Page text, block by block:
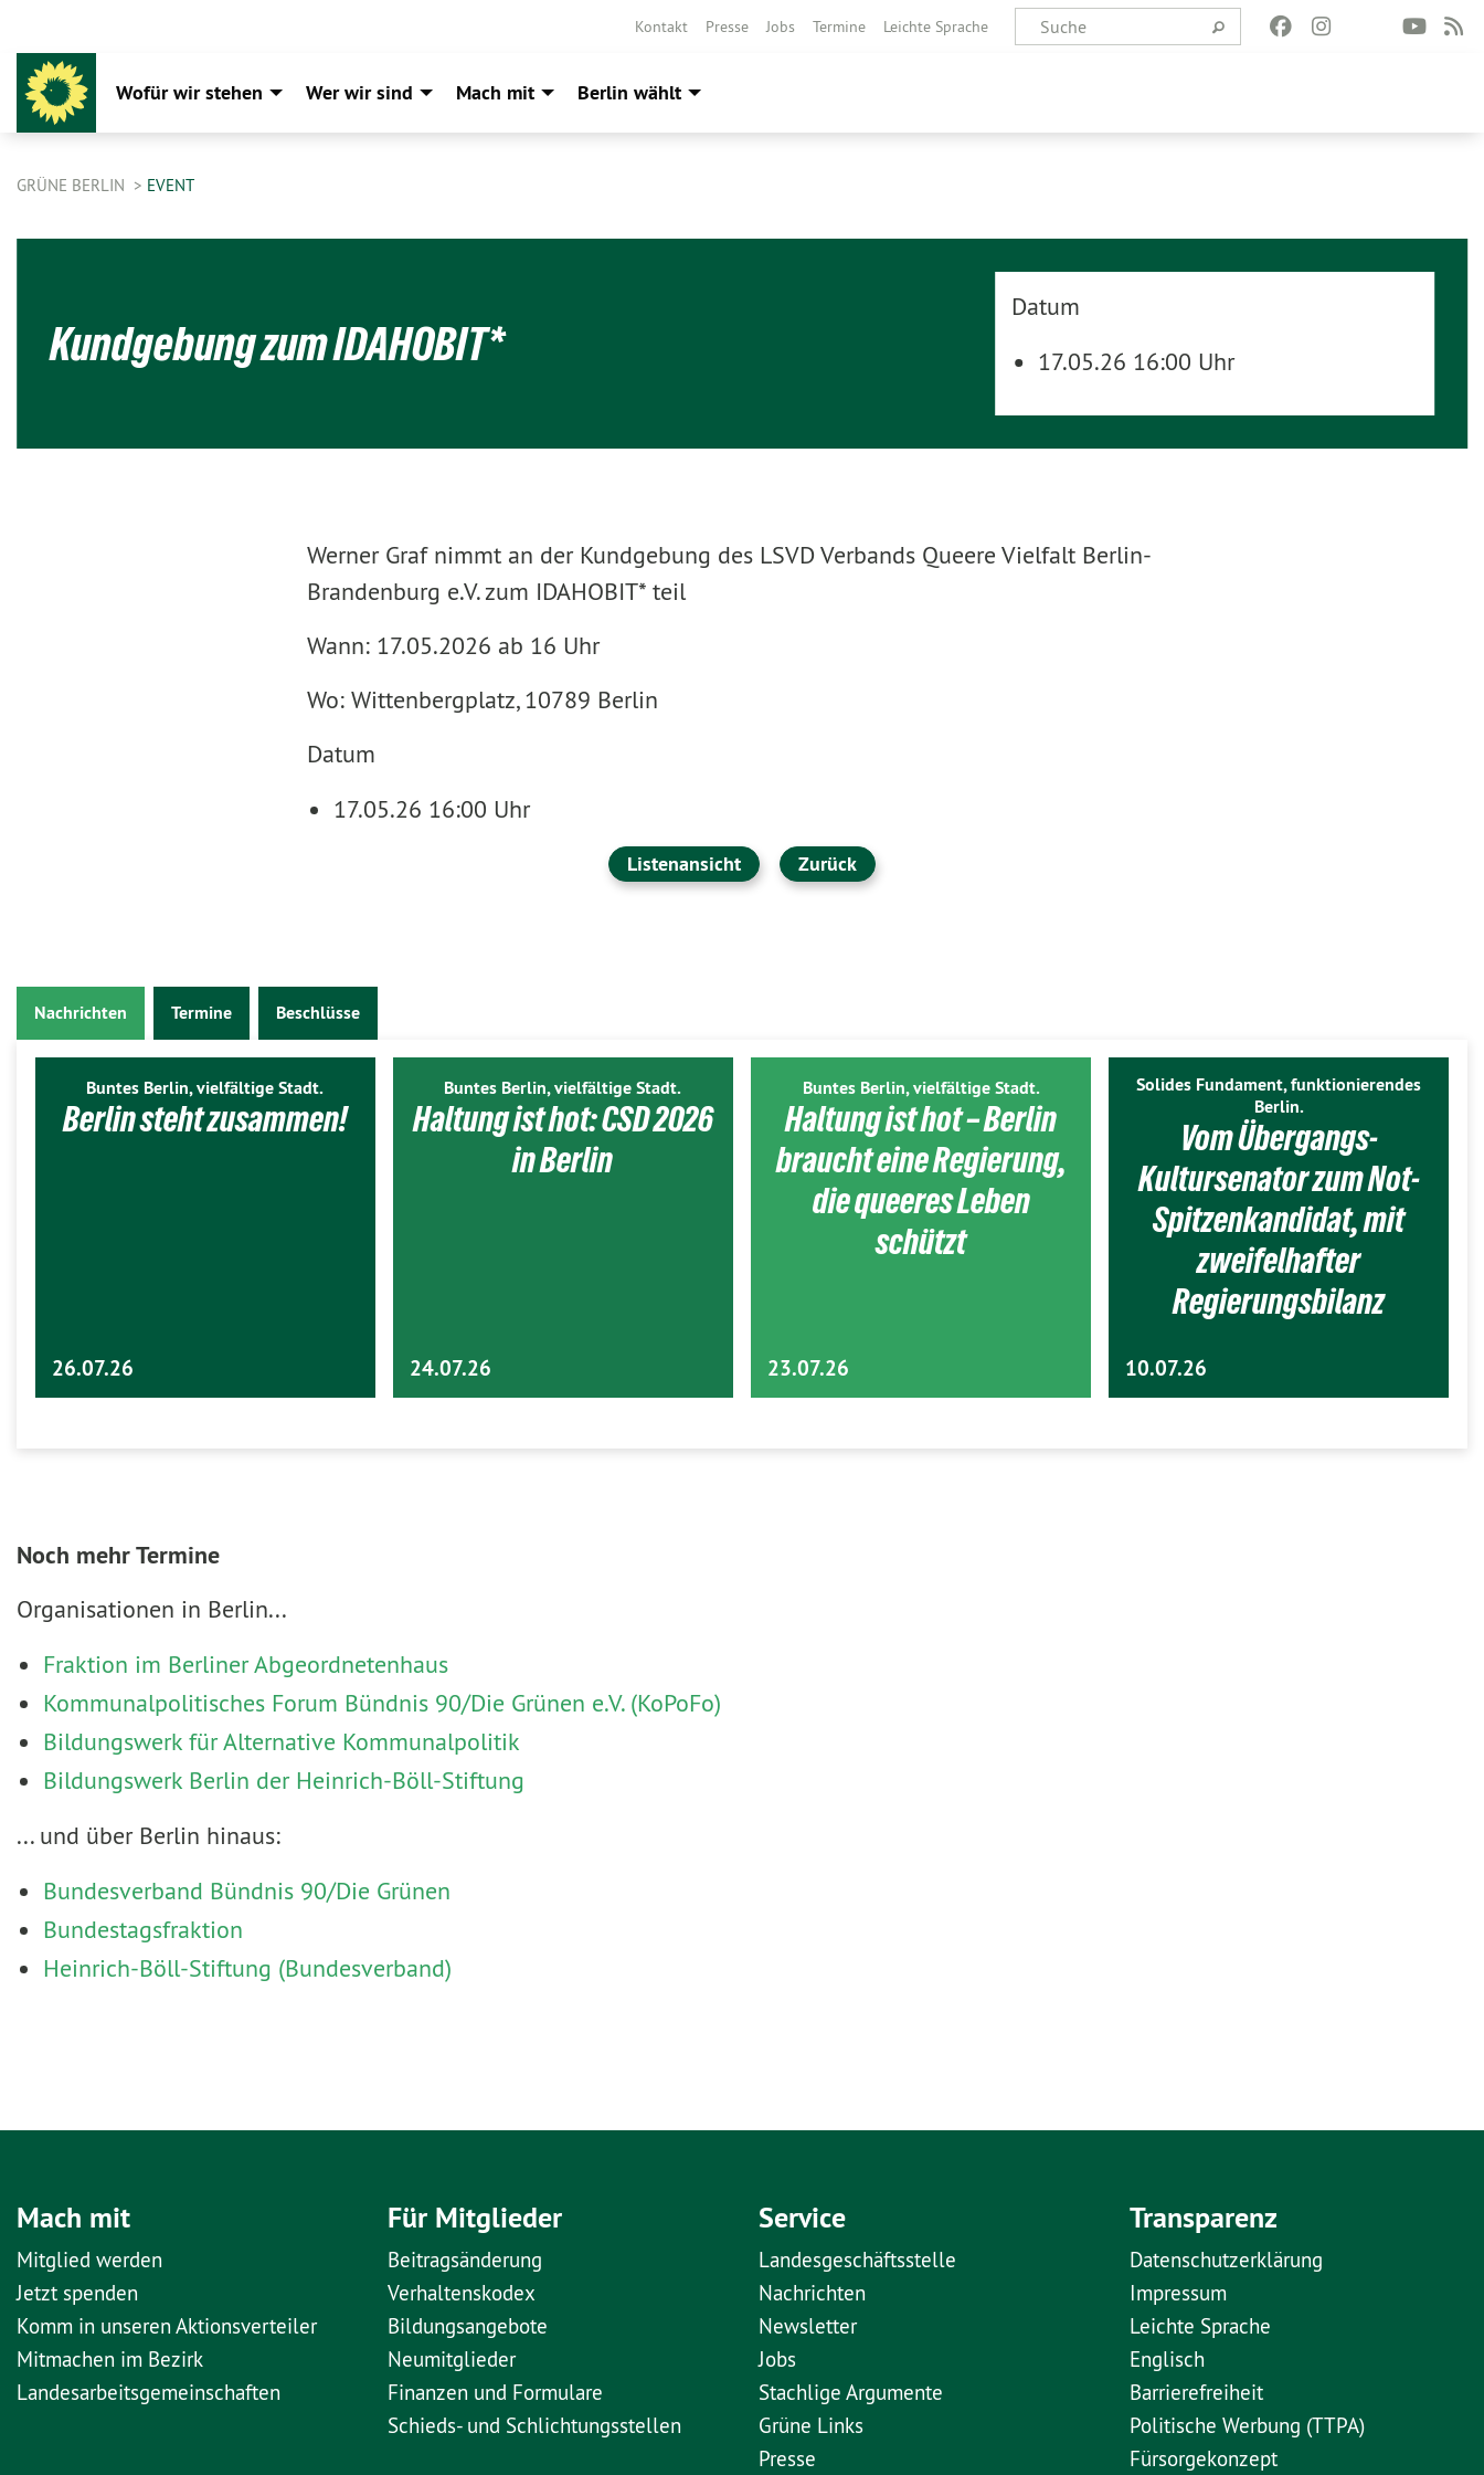
Kontakt Presse Jobs Termine Leichte Sprache
Wofür wir stehen Wer wir sind Mach mit Berlin wählt
GRÜNE BERLIN EVENT
Kundgebung zum IDAHOBIT*
Datum
17.05.26 16:00 Uhr
Werner Graf nimmt an der Kundgebung des LSVD Verbands Queere Vielfalt Berlin-
Brandenburg e.V. zum IDAHOBIT* teil
Wann: 17.05.2026 ab 16 Uhr
Wo: Wittenbergplatz, 10789 Berlin
Datum
17.05.26 16:00 Uhr
Listenansicht Zurück
Nachrichten Termine Beschlüsse
Buntes Berlin, vielfältige Stadt.
Berlin steht zusammen!
26.07.26
Buntes Berlin, vielfältige Stadt.
Haltung ist hot: CSD 2026
in Berlin
24.07.26
Buntes Berlin, vielfältige Stadt.
Haltung ist hot – Berlin
braucht eine Regierung,
die queeres Leben
schützt
23.07.26
Solides Fundament, funktionierendes
Berlin.
Vom Übergangs-
Kultursenator zum Not-
Spitzenkandidat, mit
zweifelhafter
Regierungsbilanz
10.07.26
Noch mehr Termine
Organisationen in Berlin...
Fraktion im Berliner Abgeordnetenhaus
Kommunalpolitisches Forum Bündnis 90/Die Grünen e.V. (KoPoFo)
Bildungswerk für Alternative Kommunalpolitik
Bildungswerk Berlin der Heinrich-Böll-Stiftung
... und über Berlin hinaus:
Bundesverband Bündnis 90/Die Grünen
Bundestagsfraktion
Heinrich-Böll-Stiftung (Bundesverband)
Mach mit
Mitglied werden
Jetzt spenden
Komm in unseren Aktionsverteiler
Mitmachen im Bezirk
Landesarbeitsgemeinschaften
Für Mitglieder
Beitragsänderung
Verhaltenskodex
Bildungsangebote
Neumitglieder
Finanzen und Formulare
Schieds- und Schlichtungsstellen
Service
Landesgeschäftsstelle
Nachrichten
Newsletter
Jobs
Stachlige Argumente
Grüne Links
Presse
Transparenz
Datenschutzerklärung
Impressum
Leichte Sprache
Englisch
Barrierefreiheit
Politische Werbung (TTPA)
Fürsorgekonzept